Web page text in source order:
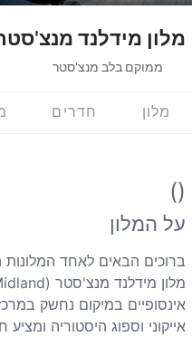
מלון מידלנד
ממוקם בלב מנצ'סטר
מלון חדרים
()
על המלון
ברוכים הבאים לאחד המלונות
מלון מידלנד מנצ'סטר (
אינסופיים במיקום נחשק
אייקוני וספוג היסטוריה ומציע